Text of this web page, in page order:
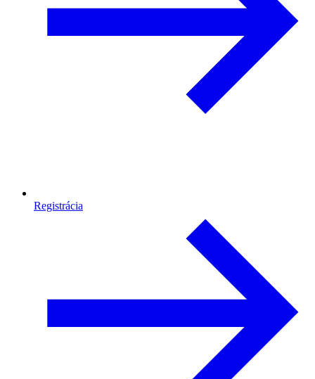
Registrácia